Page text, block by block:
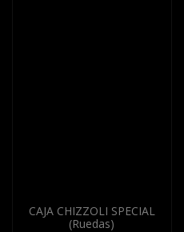
CAJA CHIZZOLI SPECIAL
(Ruedas)